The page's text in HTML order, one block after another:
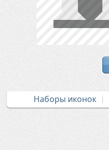
Наборы иконок